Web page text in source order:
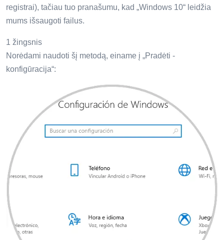
registrai), tačiau tuo pranašumu, kad „Windows 10“ leidžia
mums išsaugoti failus.
1 žingsnis
Norėdami naudoti šį metodą, einame į „Pradėti -
konfigūracija“: